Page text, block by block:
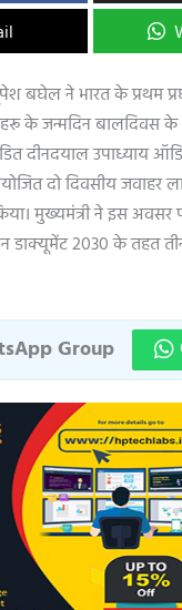
बघेल ने भारत के प्रथम
के जन्मदिन बालदिवस
दीनदयाल उपाध्याय
दो दिवसीय जवाहर
मुख्यमंत्री ने इस अवसर
डाक्यूमेंट 2030 के तहत
Group